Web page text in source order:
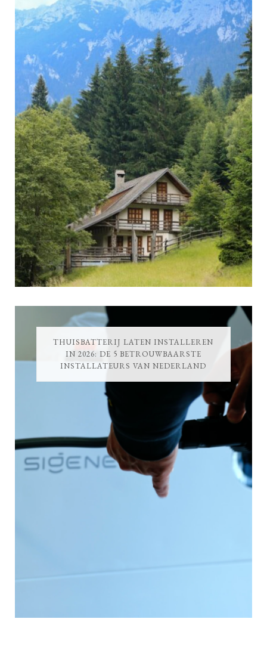
THUISBATTERIJ LATEN INSTALLEREN
IN 2026: DE 5 BETROUWBAARSTE
INSTALLATEURS VAN NEDERLAND